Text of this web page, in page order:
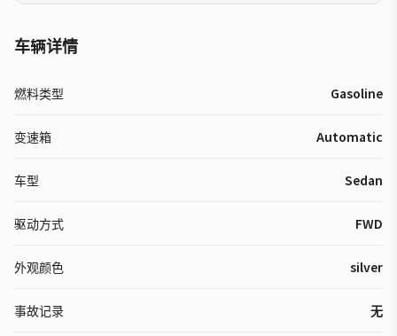
车辆详情
燃料类型 Gasoline
变速箱 Automatic
车型 Sedan
驱动方式 FWD
外观颜色 silver
事故记录 无